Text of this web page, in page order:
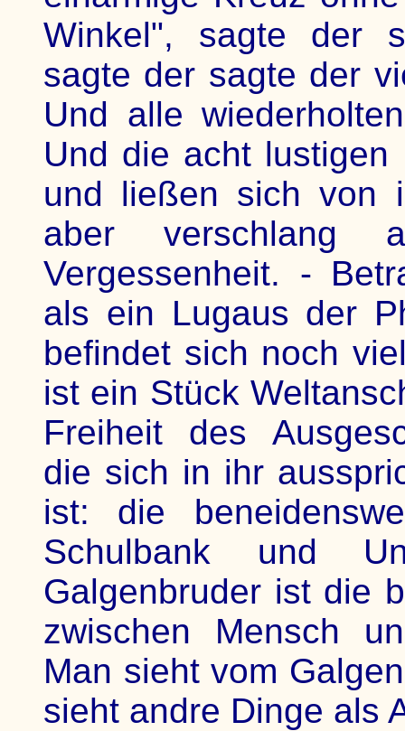
Winkel", sagte der
sagte der sagte der
Und alle
Und die acht lustigen
und ließen sich von
aber verschlang
Vergessenheit. -
als ein Lugaus der
befindet sich noch
ist ein Stück
Freiheit des
die sich in ihr
ist: die
Schulbank und
Galgenbruder ist die
zwischen Mensch
Man sieht vom
sieht andre Dinge als